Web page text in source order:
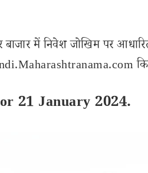
में निवेश जोखिम पर
21 January 2024.